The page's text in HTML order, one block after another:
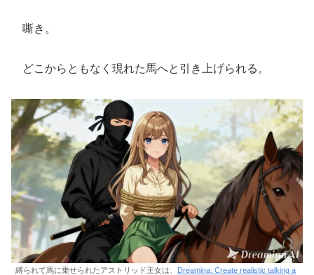
嘶き。
どこからともなく現れた馬へと引き上げられる。
縛られて馬に乗せられたアストリッド王女は、 Dreamina: Create realistic talking a